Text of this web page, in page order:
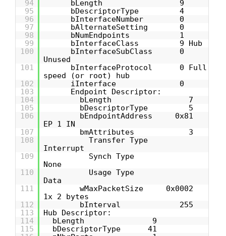
94
bLength 9
95
bDescriptorType 4
96
bInterfaceNumber 0
97
bAlternateSetting 0
98
bNumEndpoints 1
99
bInterfaceClass 9 Hub
100
bInterfaceSubClass 0
Unused
101
bInterfaceProtocol 0 Full
speed (or root) hub
102
iInterface 0
103
Endpoint Descriptor:
104
bLength 7
105
bDescriptorType 5
106
bEndpointAddress 0x81
EP 1 IN
107
bmAttributes 3
108
Transfer Type
Interrupt
109
Synch Type
None
110
Usage Type
Data
111
wMaxPacketSize 0x0002
1x 2 bytes
112
bInterval 255
113
Hub Descriptor:
114
bLength 9
115
bDescriptorType 41